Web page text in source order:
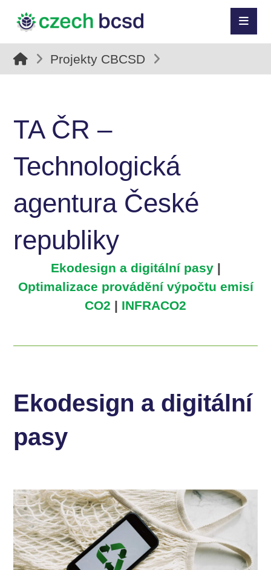
Projekty CBCSD
TA ČR –
Technologická
agentura České
republiky
Ekodesign a digitální pasy|
Optimalizace provádění výpočtu emisí
CO2 | INFRACO2
Ekodesign a digitální
pasy